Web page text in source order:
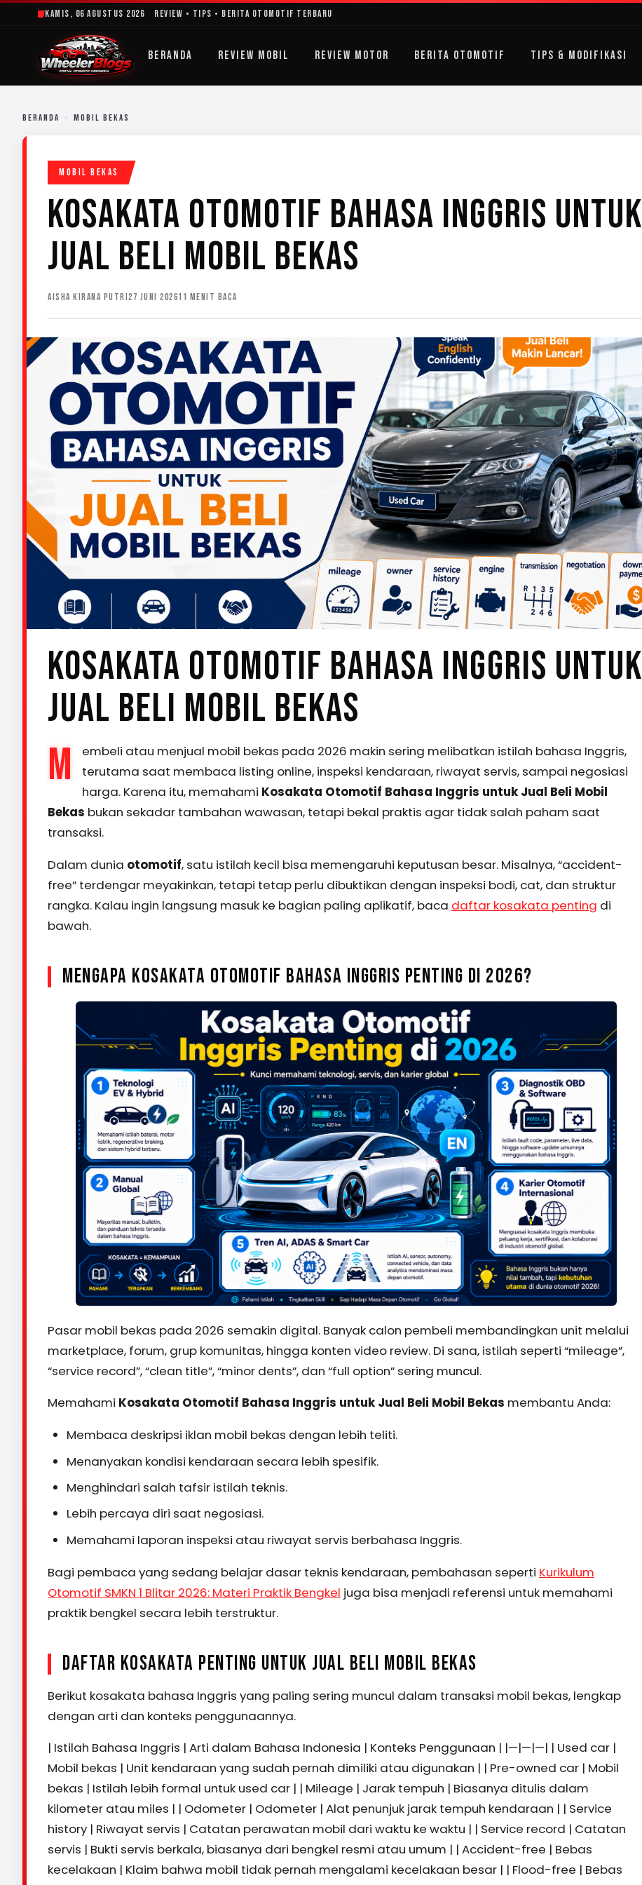
Lewati
Kamis, 06 Agustus 2026 Review • Tips • Berita Otomotif Terbaru
BERANDA REVIEW MOBIL REVIEW MOTOR BERITA OTOMOTIF TIPS & MODIFIKASI
BERANDA › MOBIL BEKAS
MOBIL BEKAS
KOSAKATA OTOMOTIF BAHASA INGGRIS UNTUK
JUAL BELI MOBIL BEKAS
AISHA KIRANA PUTRI 27 JUNI 202611 MENIT BACA
KOSAKATA OTOMOTIF BAHASA INGGRIS UNTUK
JUAL BELI MOBIL BEKAS
M
embeli atau menjual mobil bekas pada 2026 makin sering melibatkan istilah bahasa Inggris,
terutama saat membaca listing online, inspeksi kendaraan, riwayat servis, sampai negosiasi
harga. Karena itu, memahami Kosakata Otomotif Bahasa Inggris untuk Jual Beli Mobil
Bekas bukan sekadar tambahan wawasan, tetapi bekal praktis agar tidak salah paham saat
transaksi.
Dalam dunia otomotif, satu istilah kecil bisa memengaruhi keputusan besar. Misalnya, “accident-
free” terdengar meyakinkan, tetapi tetap perlu dibuktikan dengan inspeksi bodi, cat, dan struktur
rangka. Kalau ingin langsung masuk ke bagian paling aplikatif, baca daftar kosakata penting di
bawah.
MENGAPA KOSAKATA OTOMOTIF BAHASA INGGRIS PENTING DI 2026?
Pasar mobil bekas pada 2026 semakin digital. Banyak calon pembeli membandingkan unit melalui
marketplace, forum, grup komunitas, hingga konten video review. Di sana, istilah seperti “mileage”,
“service record”, “clean title”, “minor dents”, dan “full option” sering muncul.
Memahami Kosakata Otomotif Bahasa Inggris untuk Jual Beli Mobil Bekas membantu Anda:
Membaca deskripsi iklan mobil bekas dengan lebih teliti.
Menanyakan kondisi kendaraan secara lebih spesifik.
Menghindari salah tafsir istilah teknis.
Lebih percaya diri saat negosiasi.
Memahami laporan inspeksi atau riwayat servis berbahasa Inggris.
Bagi pembaca yang sedang belajar dasar teknis kendaraan, pembahasan seperti Kurikulum
Otomotif SMKN 1 Blitar 2026: Materi Praktik Bengkel juga bisa menjadi referensi untuk memahami
praktik bengkel secara lebih terstruktur.
DAFTAR KOSAKATA PENTING UNTUK JUAL BELI MOBIL BEKAS
Berikut kosakata bahasa Inggris yang paling sering muncul dalam transaksi mobil bekas, lengkap
dengan arti dan konteks penggunaannya.
| Istilah Bahasa Inggris | Arti dalam Bahasa Indonesia | Konteks Penggunaan | |—|—|—| | Used car |
Mobil bekas | Unit kendaraan yang sudah pernah dimiliki atau digunakan | | Pre-owned car | Mobil
bekas | Istilah lebih formal untuk used car | | Mileage | Jarak tempuh | Biasanya ditulis dalam
kilometer atau miles | | Odometer | Odometer | Alat penunjuk jarak tempuh kendaraan | | Service
history | Riwayat servis | Catatan perawatan mobil dari waktu ke waktu | | Service record | Catatan
servis | Bukti servis berkala, biasanya dari bengkel resmi atau umum | | Accident-free | Bebas
kecelakaan | Klaim bahwa mobil tidak pernah mengalami kecelakaan besar | | Flood-free | Bebas